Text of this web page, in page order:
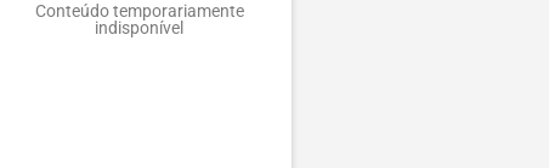
Conteúdo temporariamente
indisponível